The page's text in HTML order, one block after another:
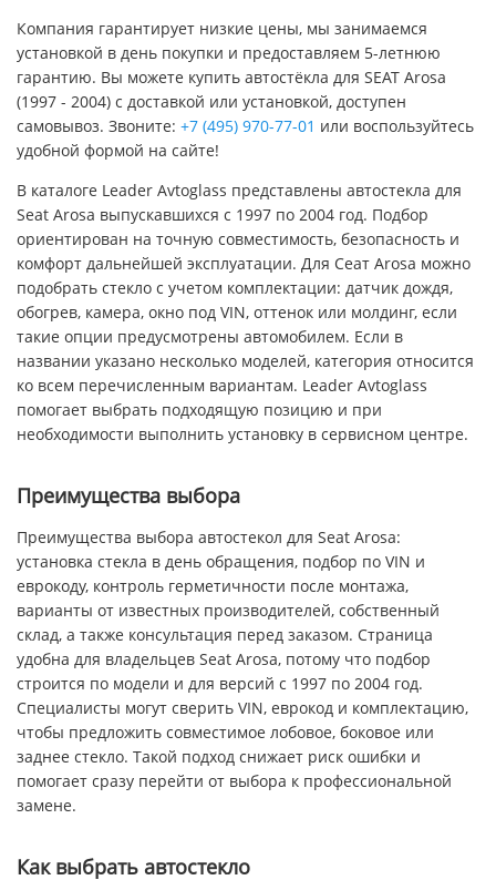
Компания гарантирует низкие цены, мы занимаемся
установкой в день покупки и предоставляем 5-летнюю
гарантию. Вы можете купить автостёкла для SEAT Arosa
(1997 - 2004) с доставкой или установкой, доступен
самовывоз. Звоните: +7 (495) 970-77-01 или воспользуйтесь
удобной формой на сайте!
В каталоге Leader Avtoglass представлены автостекла для
Seat Arosa выпускавшихся с 1997 по 2004 год. Подбор
ориентирован на точную совместимость, безопасность и
комфорт дальнейшей эксплуатации. Для Сеат Arosa можно
подобрать стекло с учетом комплектации: датчик дождя,
обогрев, камера, окно под VIN, оттенок или молдинг, если
такие опции предусмотрены автомобилем. Если в
названии указано несколько моделей, категория относится
ко всем перечисленным вариантам. Leader Avtoglass
помогает выбрать подходящую позицию и при
необходимости выполнить установку в сервисном центре.
Преимущества выбора
Преимущества выбора автостекол для Seat Arosa:
установка стекла в день обращения, подбор по VIN и
еврокоду, контроль герметичности после монтажа,
варианты от известных производителей, собственный
склад, а также консультация перед заказом. Страница
удобна для владельцев Seat Arosa, потому что подбор
строится по модели и для версий с 1997 по 2004 год.
Специалисты могут сверить VIN, еврокод и комплектацию,
чтобы предложить совместимое лобовое, боковое или
заднее стекло. Такой подход снижает риск ошибки и
помогает сразу перейти от выбора к профессиональной
замене.
Как выбрать автостекло